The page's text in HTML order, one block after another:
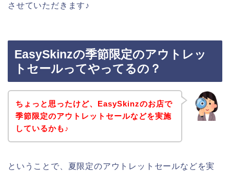
させていただきます♪
EasySkinzの季節限定のアウトレッ
トセールってやってるの？
ちょっと思ったけど、EasySkinzのお店で
季節限定のアウトレットセールなどを実施
しているかも♪
ということで、夏限定のアウトレットセールなどを実